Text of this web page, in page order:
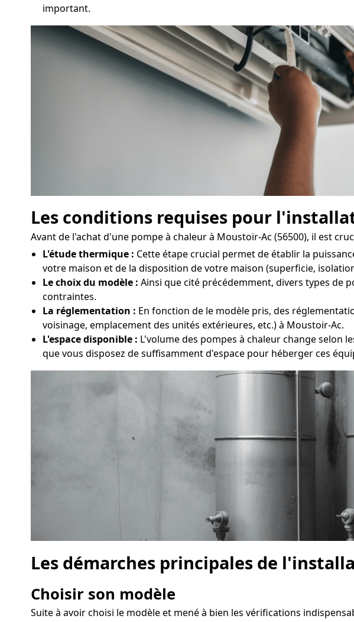
important.
Les conditions requises pour
Avant de l'achat d'une pompe à chaleur à Moustoir-Ac (56500), il est
L'étude thermique : Cette étape crucial permet de établir la
votre maison et de la disposition de votre maison (superficie,
Le choix du modèle : Ainsi que cité précédemment, divers types de
contraintes.
La réglementation : En fonction de le modèle pris, des
voisinage, emplacement des unités extérieures, etc.) à Moustoir-Ac.
L'espace disponible : L'volume des pompes à chaleur change selon
que vous disposez de suffisamment d'espace pour héberger ces
Les démarches principales de
Choisir son modèle
Suite à avoir choisi le modèle et mené à bien les vérifications